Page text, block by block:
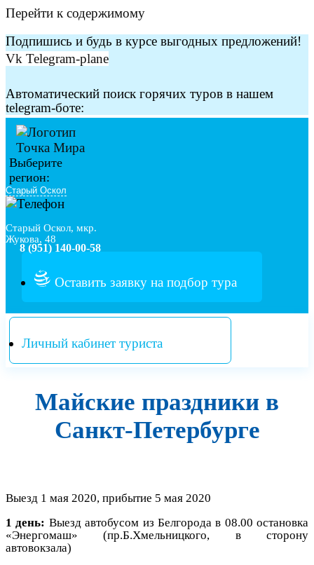
Перейти к содержимому
Подпишись и будь в курсе выгодных предложений!
Vk Telegram-plane
Автоматический поиск горячих туров в нашем
telegram-боте:
Выберите
регион:
Старый Оскол, мкр.
Жукова, 48
8 (951) 140-00-58
Оставить заявку на подбор тура
Личный кабинет туриста
Майские праздники в
Санкт-Петербурге
Выезд 1 мая 2020, прибытие 5 мая 2020
1 день: Выезд автобусом из Белгорода в 08.00 остановка
«Энергомаш» (пр.Б.Хмельницкого, в сторону
автовокзала)